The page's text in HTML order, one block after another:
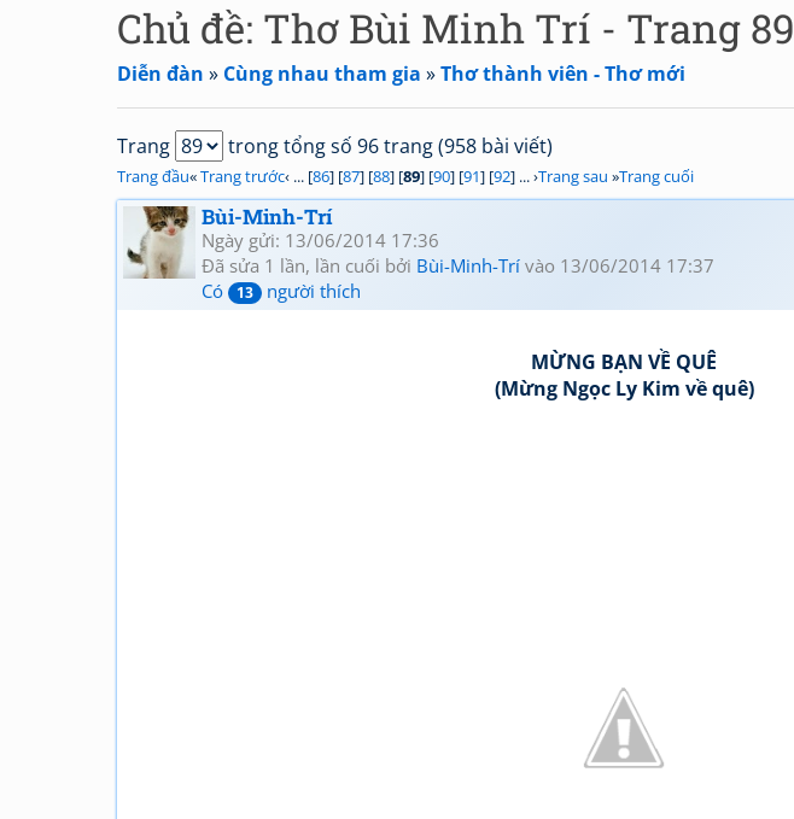
Chủ đề: Thơ Bùi Minh Trí - Trang 89
Diễn đàn » Cùng nhau tham gia »Thơ thành viên - Thơ mới
Trang trong tổng số 96 trang (958 bài viết)
Trang đầu«Trang trước‹ ... [86] [87] [88] [89] [90] [91] [92] ... ›Trang sau »Trang cuối
Bùi-Minh-Trí
Ngày gửi: 13/06/2014 17:36
Đã sửa 1 lần, lần cuối bởi Bùi-Minh-Trí vào 13/06/2014 17:37
Có
13 người thích
MỪNG BẠN VỀ QUÊ
(Mừng Ngọc Ly Kim về quê)